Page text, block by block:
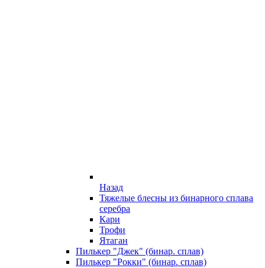
Назад
Тяжелые блесны из бинарного сплава
серебра
Кари
Трофи
Ятаган
Пилькер "Джек" (бинар. сплав)
Пилькер "Рокки" (бинар. сплав)